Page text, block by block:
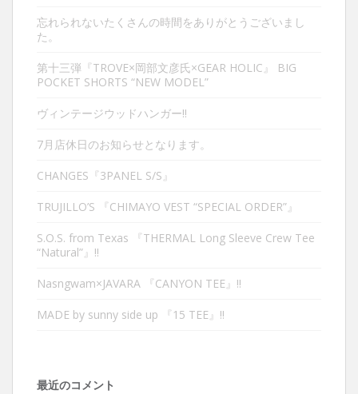
忘れられないたくさんの時間をありがとうございまし
た。
第十三弾『TROVE×岡部文彦氏×GEAR HOLIC』 BIG
POCKET SHORTS “NEW MODEL”
ヴィンテージウッドハンガー‼︎
7月店休日のお知らせとなります。
CHANGES『3PANEL S/S』
TRUJILLO’S 『CHIMAYO VEST “SPECIAL ORDER”』
S.O.S. from Texas 『THERMAL Long Sleeve Crew Tee
“Natural”』‼︎
Nasngwam×JAVARA 『CANYON TEE』‼︎
MADE by sunny side up 『15 TEE』‼︎
最近のコメント